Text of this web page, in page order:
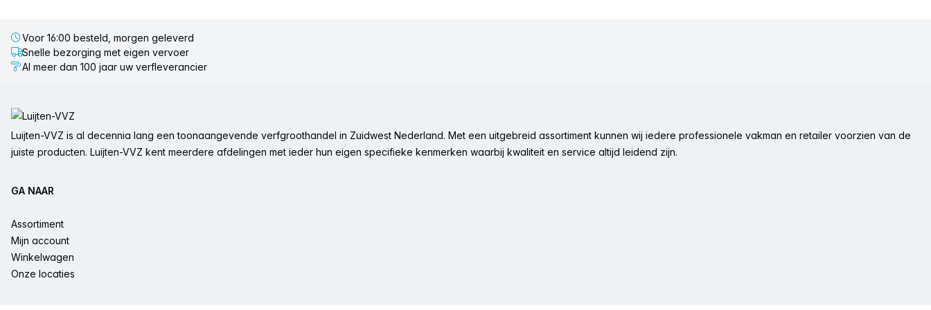
Voor 16:00 besteld, morgen geleverd
Snelle bezorging met eigen vervoer
Al meer dan 100 jaar uw verfleverancier
Luijten-VVZ is al decennia lang een toonaangevende verfgroothandel in Zuidwest Nederland. Met een uitgebreid assortiment kunnen wij iedere professionele vakman en retailer voorzien van de
juiste producten. Luijten-VVZ kent meerdere afdelingen met ieder hun eigen specifieke kenmerken waarbij kwaliteit en service altijd leidend zijn.
GA NAAR
Assortiment
Mijn account
Winkelwagen
Onze locaties